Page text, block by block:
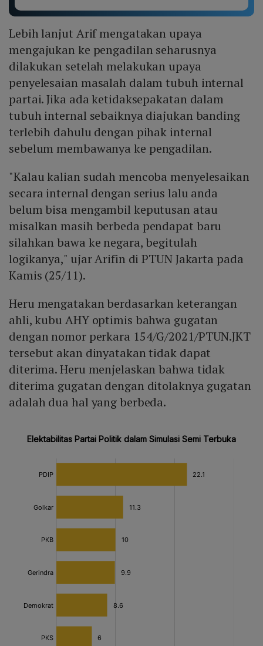
Lebih lanjut Arif mengatakan upaya
mengajukan ke pengadilan seharusnya
dilakukan setelah melakukan upaya
penyelesaian masalah dalam tubuh internal
partai. Jika ada ketidaksepakatan dalam
tubuh internal sebaiknya diajukan banding
terlebih dahulu dengan pihak internal
sebelum membawanya ke pengadilan.
"Kalau kalian sudah mencoba menyelesaikan
secara internal dengan serius lalu anda
belum bisa mengambil keputusan atau
misalkan masih berbeda pendapat baru
silahkan bawa ke negara, begitulah
logikanya," ujar Arifin di PTUN Jakarta pada
Kamis (25/11).
Heru mengatakan berdasarkan keterangan
ahli, kubu AHY optimis bahwa gugatan
dengan nomor perkara 154/G/2021/PTUN.JKT
tersebut akan dinyatakan tidak dapat
diterima. Heru menjelaskan bahwa tidak
diterima gugatan dengan ditolaknya gugatan
adalah dua hal yang berbeda.